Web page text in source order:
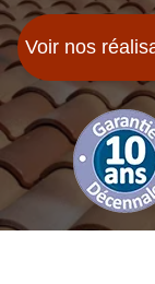
Voir nos